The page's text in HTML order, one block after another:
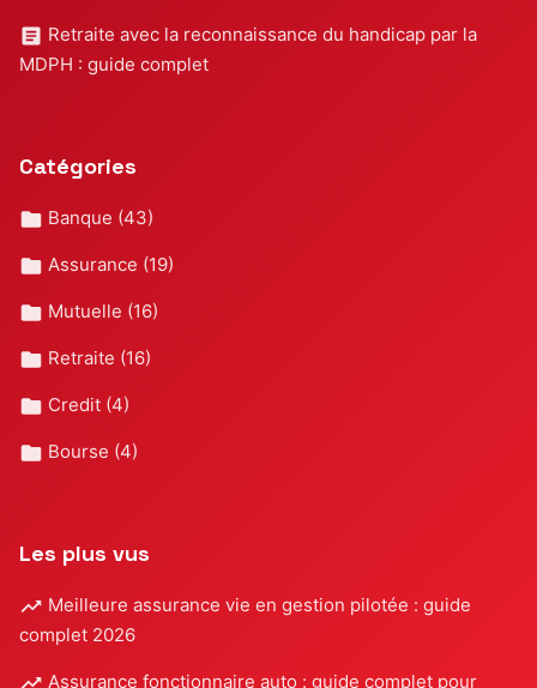
Retraite avec la reconnaissance du handicap par la
MDPH : guide complet
Catégories
Banque (43)
Assurance (19)
Mutuelle (16)
Retraite (16)
Credit (4)
Bourse (4)
Les plus vus
Meilleure assurance vie en gestion pilotée : guide
complet 2026
Assurance fonctionnaire auto : guide complet pour